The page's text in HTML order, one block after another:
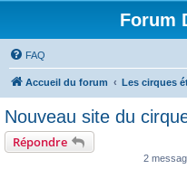
Forum
FAQ
Accueil du forum Les cirques
Nouveau site du
Répondre
2